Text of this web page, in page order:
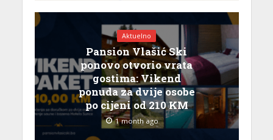
Aktuelno
Pansion Vlašić Ski
ponovo otvorio vrata
gostima: Vikend
ponuda za dvije osobe
po cijeni od 210 KM
1 month ago